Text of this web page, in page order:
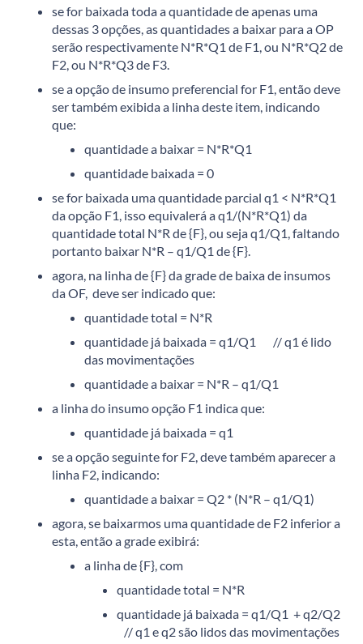
se for baixada toda a quantidade de apenas uma
dessas 3 opções, as quantidades a baixar para a OP
serão respectivamente N*R*Q1 de F1, ou N*R*Q2 de
F2, ou N*R*Q3 de F3.
se a opção de insumo preferencial for F1, então deve
ser também exibida a linha deste item, indicando
que:
quantidade a baixar = N*R*Q1
quantidade baixada = 0
se for baixada uma quantidade parcial q1 < N*R*Q1
da opção F1, isso equivalerá a q1/(N*R*Q1) da
quantidade total N*R de {F}, ou seja q1/Q1, faltando
portanto baixar N*R – q1/Q1 de {F}.
agora, na linha de {F} da grade de baixa de insumos
da OF, deve ser indicado que:
quantidade total = N*R
quantidade já baixada = q1/Q1 // q1 é lido
das movimentações
quantidade a baixar = N*R – q1/Q1
a linha do insumo opção F1 indica que:
quantidade já baixada = q1
se a opção seguinte for F2, deve também aparecer a
linha F2, indicando:
quantidade a baixar = Q2 * (N*R – q1/Q1)
agora, se baixarmos uma quantidade de F2 inferior a
esta, então a grade exibirá:
a linha de {F}, com
quantidade total = N*R
quantidade já baixada = q1/Q1 + q2/Q2
// q1 e q2 são lidos das movimentações